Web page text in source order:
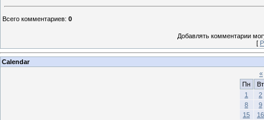
Всего комментариев: 0
Добавлять комментарии
[
Calendar
«
Пн
Вт
1
2
8
9
15
16